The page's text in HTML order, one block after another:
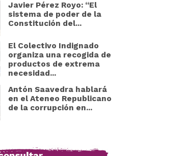
Javier Pérez Royo: “El
sistema de poder de la
Constitución del...
El Colectivo Indignado
organiza una recogida de
productos de extrema
necesidad...
Antón Saavedra hablará
en el Ateneo Republicano
de la corrupción en...